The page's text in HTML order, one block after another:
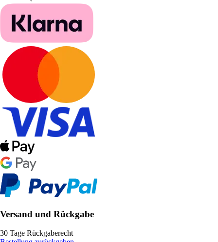
Versand und Rückgabe
30 Tage Rückgaberecht